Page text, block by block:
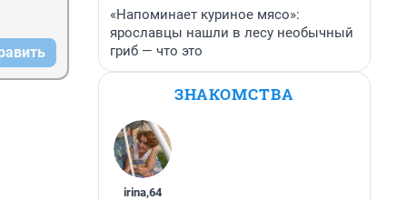
«Напоминает куриное мясо»:
ярославцы нашли в лесу необычный
гриб — что это
ЗНАКОМСТВА
irina,64